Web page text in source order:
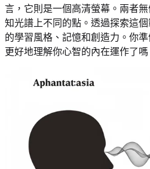
言，它則是一個高清螢幕。兩者
知光譜上不同的點。透過探索這
的學習風格、記憶和創造力。你
更好地理解你心智的內在運作了嗎